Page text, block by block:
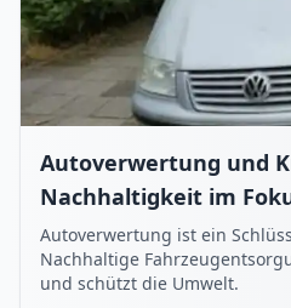
Autoverwertung und
Nachhaltigkeit im
Autoverwertung ist ein
Nachhaltige
und schützt die Umwelt.